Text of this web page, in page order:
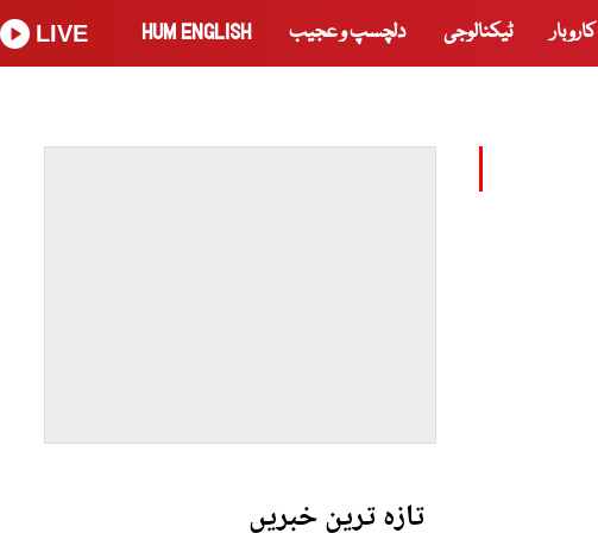
کاروبار ٹیکنالوجی دلچسپ و عجیب HUM ENGLISH
LIVE
تازہ ترین خبریں